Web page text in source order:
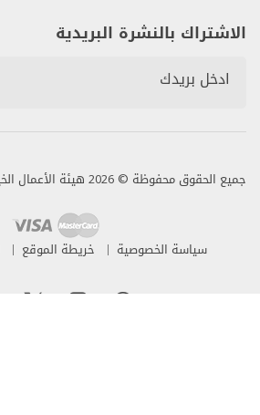
الاشتراك بالنشرة البريدية
جميع الحقوق محفوظة © 2026 هيئة الأعمال الخيرية العالمية
سياسة الخصوصية خريطة الموقع